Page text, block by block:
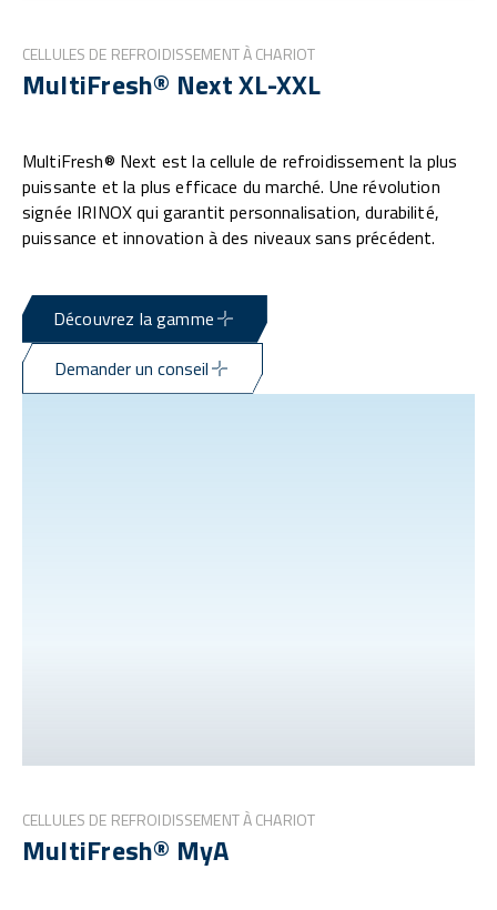
CELLULES DE REFROIDISSEMENT À CHARIOT
MultiFresh® Next XL-XXL
MultiFresh® Next est la cellule de refroidissement la plus
puissante et la plus efficace du marché. Une révolution
signée IRINOX qui garantit personnalisation, durabilité,
puissance et innovation à des niveaux sans précédent.
Découvrez la gamme
Demander un conseil
CELLULES DE REFROIDISSEMENT À CHARIOT
MultiFresh® MyA